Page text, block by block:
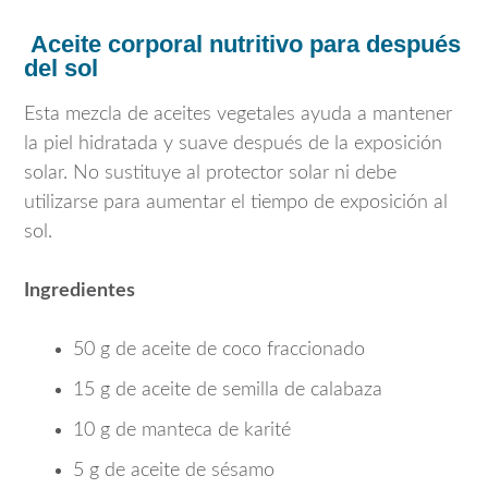
Aceite corporal nutritivo para después
del sol
Esta mezcla de aceites vegetales ayuda a mantener
la piel hidratada y suave después de la exposición
solar. No sustituye al protector solar ni debe
utilizarse para aumentar el tiempo de exposición al
sol.
Ingredientes
50 g de aceite de coco fraccionado
15 g de aceite de semilla de calabaza
10 g de manteca de karité
5 g de aceite de sésamo